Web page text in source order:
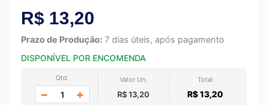
R$ 13,20
Prazo de Produção: 7 dias úteis, após pagamento
DISPONÍVEL POR ENCOMENDA
Qtd.
− +
Valor Un.
R$ 13,20
Total
R$ 13,20